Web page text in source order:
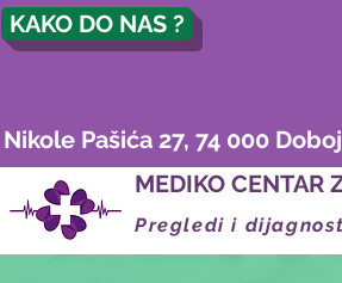
KAKO DO NAS ?
Nikole Pašića 27, 74 000 Doboj
MEDIKO CENTAR
Pregledi i